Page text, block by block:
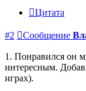
Цитата
#2 Сообщение
1. Понравился он
интересным.
играх).